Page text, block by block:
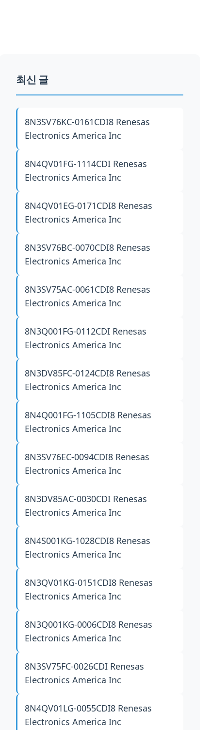
최신 글
8N3SV76KC-0161CDI8 Renesas
Electronics America Inc
8N4QV01FG-1114CDI Renesas
Electronics America Inc
8N4QV01EG-0171CDI8 Renesas
Electronics America Inc
8N3SV76BC-0070CDI8 Renesas
Electronics America Inc
8N3SV75AC-0061CDI8 Renesas
Electronics America Inc
8N3Q001FG-0112CDI Renesas
Electronics America Inc
8N3DV85FC-0124CDI8 Renesas
Electronics America Inc
8N4Q001FG-1105CDI8 Renesas
Electronics America Inc
8N3SV76EC-0094CDI8 Renesas
Electronics America Inc
8N3DV85AC-0030CDI Renesas
Electronics America Inc
8N4S001KG-1028CDI8 Renesas
Electronics America Inc
8N3QV01KG-0151CDI8 Renesas
Electronics America Inc
8N3Q001KG-0006CDI8 Renesas
Electronics America Inc
8N3SV75FC-0026CDI Renesas
Electronics America Inc
8N4QV01LG-0055CDI8 Renesas
Electronics America Inc